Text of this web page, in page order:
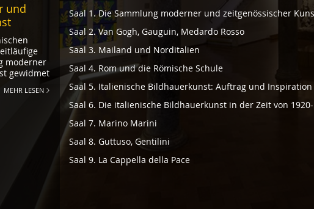
und
moderner
gewidmet
MEHR LESEN
Navigazione
-
Sammlung
moderner
und
zeitgenössischer
Kunst
Saal 1. Die Sammlung moderner und zeitgenössischer
Saal 2. Van Gogh, Gauguin, Medardo Rosso
Saal 3. Mailand und Norditalien
Saal 4. Rom und die Römische Schule
Saal 5. Italienische Bildhauerkunst: Auftrag und Inspiration
Saal 6. Die italienische Bildhauerkunst in der Zeit von
Saal 7. Marino Marini
Saal 8. Guttuso, Gentilini
Saal 9. La Cappella della Pace